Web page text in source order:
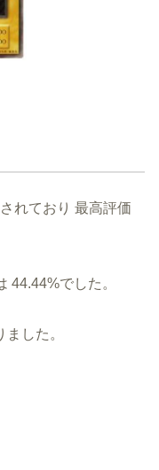
れており 最高評価
44.44%でした。
した。